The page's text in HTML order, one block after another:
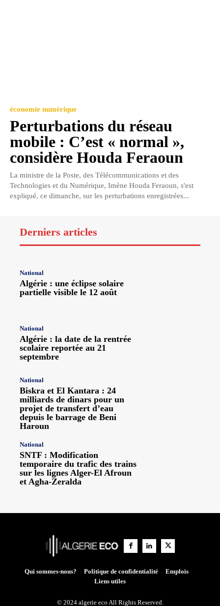
économie numérique
Perturbations du réseau
mobile : C’est « normal »,
considère Houda Feraoun
La ministre de la Poste, des Télécommunications et des
Technologies et du Numérique, Imène Houda Feraoun, s'est
expliqué, ce dimanche, sur les perturbations enregistrées...
Derniers articles
National
Algérie : une éclipse solaire
partielle visible le 12 août
National
Algérie : la date de la rentrée
scolaire reportée au 21
septembre
National
Biskra et El Kantara : 24
milliards de dinars pour un
projet de transfert d’eau
depuis le barrage de Beni
Haroun
National
SNTF : Modification
temporaire du trafic des trains
sur les lignes Alger-El Afroun
et Agha-Zeralda
Qui sommes-nous? Politique de confidentialité
Emplois
Liens utiles
© 2024 algerie eco All Rights Reserved.